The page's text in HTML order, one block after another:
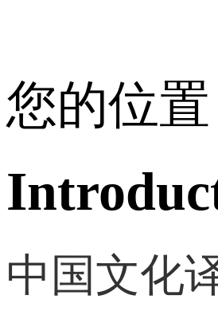
您的位
中国文化